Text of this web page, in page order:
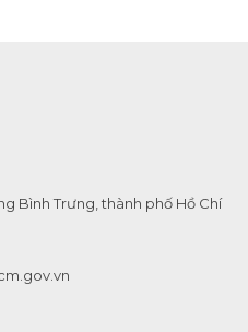
Bình Trưng, thành phố Hồ Chí